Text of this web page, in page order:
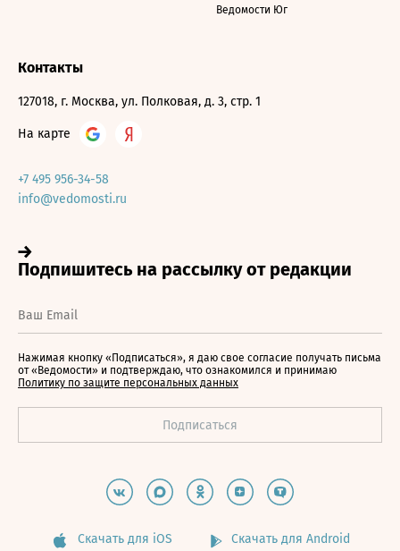
Ведомости Юг
Контакты
127018, г. Москва, ул. Полковая, д. 3, стр. 1
На карте
+7 495 956-34-58
info@vedomosti.ru
Нажимая кнопку «Подписаться», я даю свое согласие получать письма
от «Ведомости» и подтверждаю, что ознакомился и принимаю
Политику по защите персональных данных
Скачать для iOS Скачать для Android